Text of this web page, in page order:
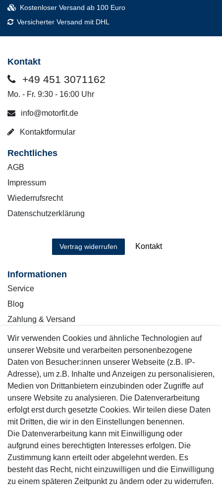
Kostenloser Versand ab 100 Euro
Versicherter Versand mit DHL
Kontakt
+49 451 3071162
Mo. - Fr. 9:30 - 16:00 Uhr
info@motorfit.de
Kontaktformular
Rechtliches
AGB
Impressum
Wiederrufsrecht
Datenschutzerklärung
Vertrag widerrufen Kontakt
Informationen
Service
Blog
Zahlung & Versand
Sicher einkaufen
Mitglied
Motor-Fit
© Copyright 2026 | Alle Rechte vorbehalten.
Wir verwenden Cookies und ähnliche Technologien auf
unserer Website und verarbeiten personenbezogene
Daten von Besucher:innen unserer Webseite (z.B. IP-
Adresse), um z.B. Inhalte und Anzeigen zu personalisieren,
Medien von Drittanbietern einzubinden oder Zugriffe auf
unsere Website zu analysieren. Die Datenverarbeitung
erfolgt erst durch gesetzte Cookies. Wir teilen diese Daten
mit Dritten, die wir in den Einstellungen benennen.
Die Datenverarbeitung kann mit Einwilligung oder
aufgrund eines berechtigten Interesses erfolgen. Die
Zustimmung kann erteilt oder abgelehnt werden. Es
besteht das Recht, nicht einzuwilligen und die Einwilligung
zu einem späteren Zeitpunkt zu ändern oder zu widerrufen.